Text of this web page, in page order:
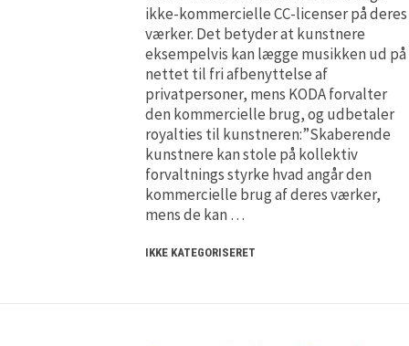
ikke-kommercielle CC-licenser på deres
værker. Det betyder at kunstnere
eksempelvis kan lægge musikken ud på
nettet til fri afbenyttelse af
privatpersoner, mens KODA forvalter
den kommercielle brug, og udbetaler
royalties til kunstneren:”Skaberende
kunstnere kan stole på kollektiv
forvaltnings styrke hvad angår den
kommercielle brug af deres værker,
mens de kan …
IKKE KATEGORISERET